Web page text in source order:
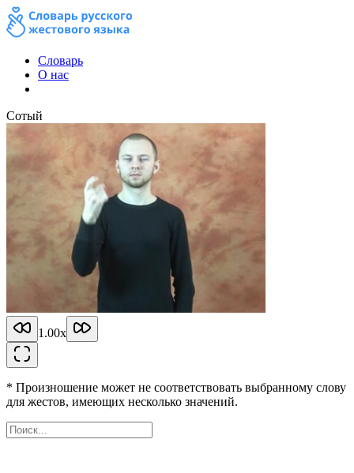
Словарь
О нас
Сотый
1.00x
* Произношение может не соответствовать выбранному слову
для жестов, имеющих несколько значений.